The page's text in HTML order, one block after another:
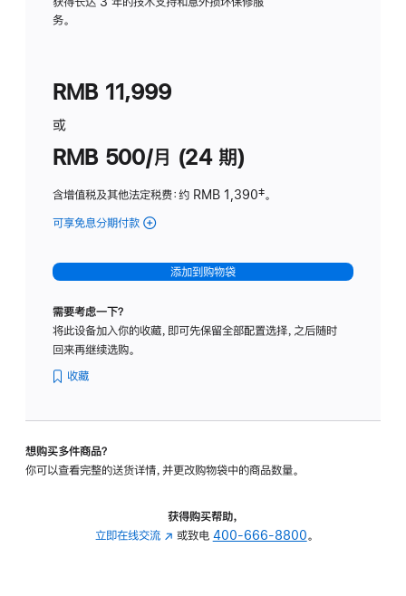
务。
RMB 11,999
或
RMB 500/月 (24 期)
含增值税及其他法定税费：约 RMB 1,390脚
‡。
可享免息分期付款 (Studio
-
标
璃
转
的
添加到购物袋
需要考虑一下？
将此设备加入你的收藏，即可先保留全部配置选择，之后随时
回来再继续选购。
收藏
想购买多件商品？
你可以查看完整的送货详情，并更改购物袋中的商品数量。
获得购买帮助，
立即在线交流 (在 或致电 400-666-8800。